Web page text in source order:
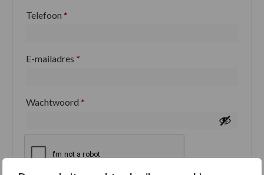
Telefoon *
E-mailadres *
Wachtwoord *